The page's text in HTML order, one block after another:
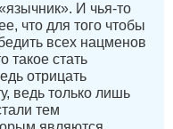
И чья-то
что для того чтобы
всех нацменов
такое стать
отрицать
ведь только лишь
тем